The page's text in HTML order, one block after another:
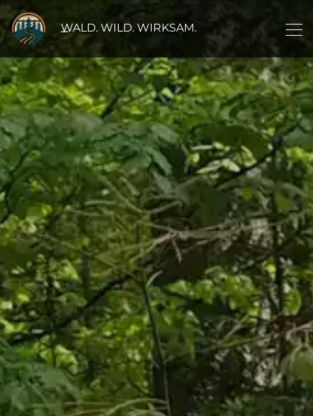
WALD. WILD. WIRKSAM.